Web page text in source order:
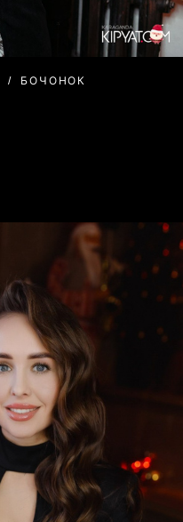
БОЧОНОК